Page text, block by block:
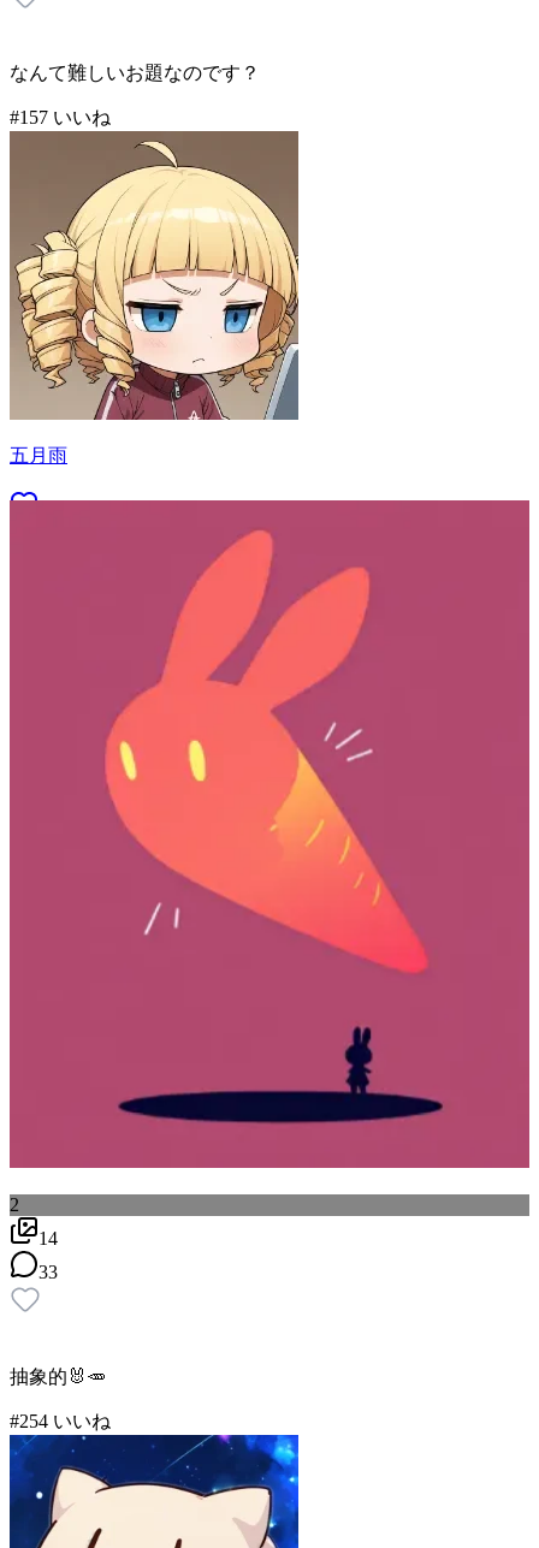
なんて難しいお題なのです？
#1 57 いいね
五月雨
2
14
33
抽象的🐰🥕
#254 いいね